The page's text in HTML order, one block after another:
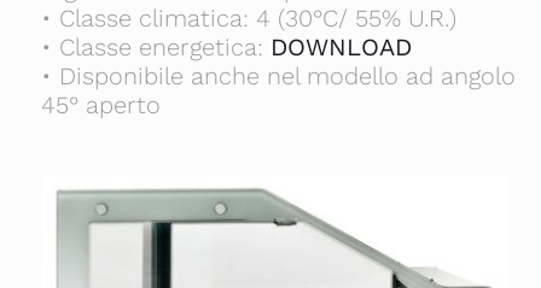
• Classe climatica: 4 (30°C/ 55% U.R.)
• Classe energetica: DOWNLOAD
• Disponibile anche nel modello ad angolo
45° aperto